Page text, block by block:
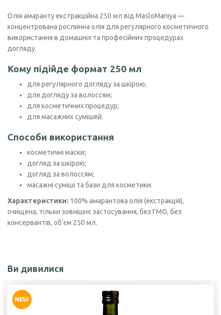
Олія амаранту екстракційна 250 мл від MasloManiya —
концентрована рослинна олія для регулярного косметичного
використання в домашніх та професійних процедурах
догляду.
Кому підійде формат 250 мл
для регулярного догляду за шкірою;
для догляду за волоссям;
для косметичних процедур;
для масажних сумішей.
Способи використання
косметичні маски;
догляд за шкірою;
догляд за волоссям;
масажні суміші та бази для косметики.
Характеристики: 100% амарантова олія (екстракція),
очищена, тільки зовнішнє застосування, без ГМО, без
консервантів, об’єм 250 мл.
Ви дивилися